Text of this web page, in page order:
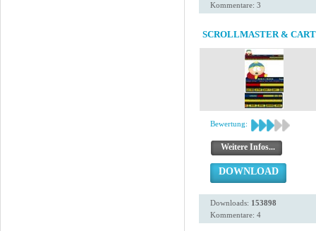
Kommentare: 3
SCROLLMASTER &
Bewertung:
Weitere Infos...
DOWNLOAD
Downloads: 153898
Kommentare: 4